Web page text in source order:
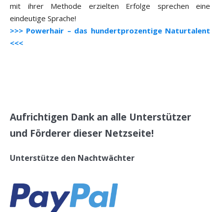
mit ihrer Methode erzielten Erfolge sprechen eine
eindeutige Sprache!
>>> Powerhair – das hundertprozentige Naturtalent
<<<
Aufrichtigen Dank an alle Unterstützer
und Förderer dieser Netzseite!
Unterstütze den Nachtwächter